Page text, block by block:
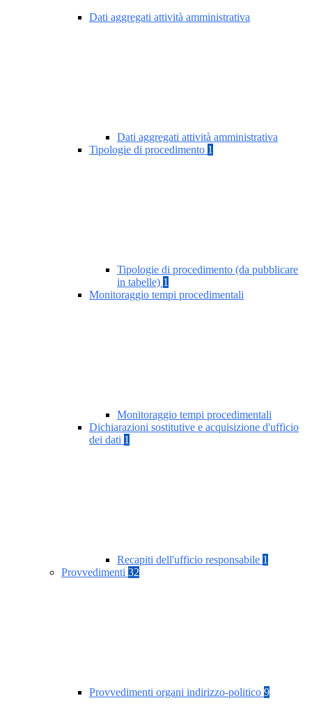
Dati aggregati attività amministrativa
Dati aggregati attività amministrativa
Tipologie di procedimento 1
Tipologie di procedimento (da pubblicare
in tabelle) 1
Monitoraggio tempi procedimentali
Monitoraggio tempi procedimentali
Dichiarazioni sostitutive e acquisizione d'ufficio
dei dati 1
Recapiti dell'ufficio responsabile 1
Provvedimenti 32
Provvedimenti organi indirizzo-politico 9